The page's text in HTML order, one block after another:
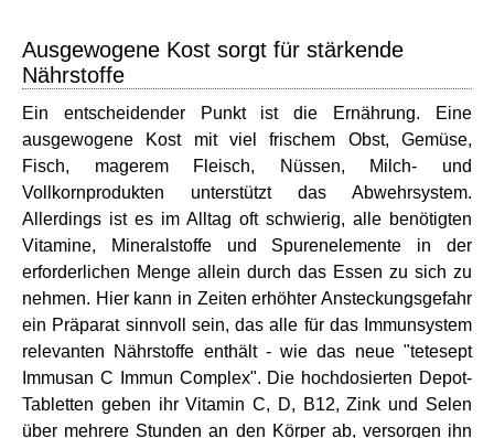
Ausgewogene Kost sorgt für stärkende
Nährstoffe
Ein entscheidender Punkt ist die Ernährung. Eine
ausgewogene Kost mit viel frischem Obst, Gemüse,
Fisch, magerem Fleisch, Nüssen, Milch- und
Vollkornprodukten unterstützt das Abwehrsystem.
Allerdings ist es im Alltag oft schwierig, alle benötigten
Vitamine, Mineralstoffe und Spurenelemente in der
erforderlichen Menge allein durch das Essen zu sich zu
nehmen. Hier kann in Zeiten erhöhter Ansteckungsgefahr
ein Präparat sinnvoll sein, das alle für das Immunsystem
relevanten Nährstoffe enthält - wie das neue "tetesept
Immusan C Immun Complex". Die hochdosierten Depot-
Tabletten geben ihr Vitamin C, D, B12, Zink und Selen
über mehrere Stunden an den Körper ab, versorgen ihn